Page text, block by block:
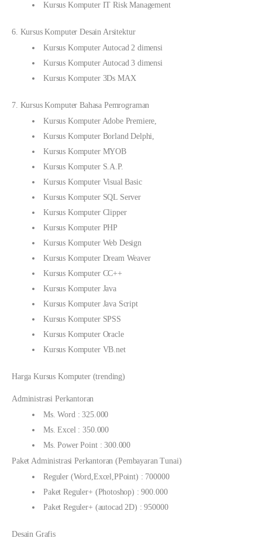
Kursus Komputer IT Risk Management
6. Kursus Komputer Desain Arsitektur
Kursus Komputer Autocad 2 dimensi
Kursus Komputer Autocad 3 dimensi
Kursus Komputer 3Ds MAX
7. Kursus Komputer Bahasa Pemrograman
Kursus Komputer Adobe Premiere,
Kursus Komputer Borland Delphi,
Kursus Komputer MYOB
Kursus Komputer S.A.P.
Kursus Komputer Visual Basic
Kursus Komputer SQL Server
Kursus Komputer Clipper
Kursus Komputer PHP
Kursus Komputer Web Design
Kursus Komputer Dream Weaver
Kursus Komputer CC++
Kursus Komputer Java
Kursus Komputer Java Script
Kursus Komputer SPSS
Kursus Komputer Oracle
Kursus Komputer VB.net
Harga Kursus Komputer (trending)
Administrasi Perkantoran
Ms. Word : 325.000
Ms. Excel : 350.000
Ms. Power Point : 300.000
Paket Administrasi Perkantoran (Pembayaran Tunai)
Reguler (Word,Excel,PPoint) : 700000
Paket Reguler+ (Photoshop) : 900.000
Paket Reguler+ (autocad 2D) : 950000
Desain Grafis